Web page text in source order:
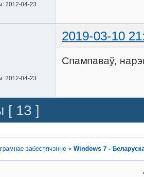
2012-04-23
2019-03-10
2012-04-23
Спампаваў,
[ 13 ]
забеспячэнне »Windows 7 -